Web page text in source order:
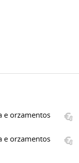
e orzamentos
e orzamentos